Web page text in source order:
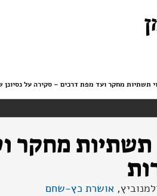
תשתיות מחקר ועד מפת דרכים – סקירה על נסיונן
תשתיות מחקר
אושרת כץ-שחם